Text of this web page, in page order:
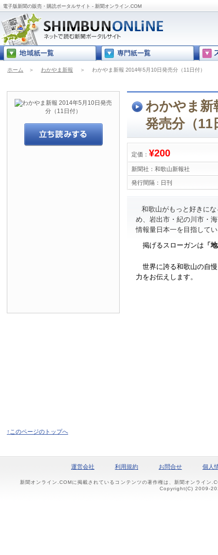
電子版新聞の販売・購読ポータルサイト - 新聞オンライン.COM
ホーム ＞ わかやま新報 ＞ わかやま新報 2014年5月10日発売分（11日付）
わかやま新
発売分（11
定価： ¥200
新聞社： 和歌山新報社
発行間隔： 日刊
和歌山がもっと好きに
め、岩出市・紀の川市・
情報量日本一を目指して
掲げるスローガンは 「
世界に誇る和歌山の自
力をお伝えします。
↑このページのトップへ
運営会社 利用規約 お問合せ 個人
新聞オンライン.COMに掲載されているコンテンツの著作権は、新聞オンライン
Copyright(C) 2009-